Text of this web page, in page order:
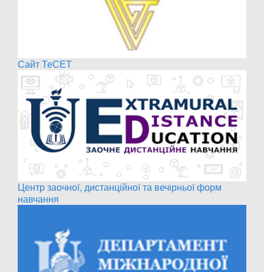
Сайт ТеСЕТ
Центр заочної, дистанційної та вечірньої форм
навчання